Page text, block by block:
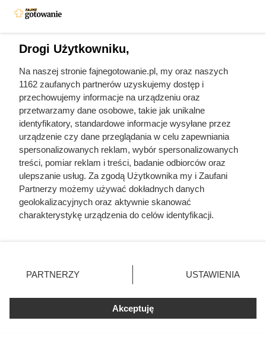
Dziennikarze ujawnili
pochodzenie mięsa z Dino. Klienci
zaskoczeni
Doprowadził do śmierci większej
Drogi Użytkowniku,
Na naszej stronie fajnegotowanie.pl, my oraz naszych
1162 zaufanych partnerów uzyskujemy dostęp i
przechowujemy informacje na urządzeniu oraz
przetwarzamy dane osobowe, takie jak unikalne
identyfikatory, standardowe informacje wysyłane przez
urządzenie czy dane przeglądania w celu zapewniania
spersonalizowanych reklam, wybór spersonalizowanych
treści, pomiar reklam i treści, badanie odbiorców oraz
ulepszanie usług. Za zgodą Użytkownika my i Zaufani
Partnerzy możemy używać dokładnych danych
geolokalizacyjnych oraz aktywnie skanować
charakterystykę urządzenia do celów identyfikacji.
zmienić/wycofać klikając przycisk ustawień prywatności
znajdujący się w lewym dolnym rogu strony
rodzaje przetwarzania danych nie wymagają zgody
użytkownika, ale masz prawo sprzeciwić się takiemu
przetwarzaniu. Preferencje będą miały zastosowania tylko
PARTNERZY USTAWIENIA
Akceptuję